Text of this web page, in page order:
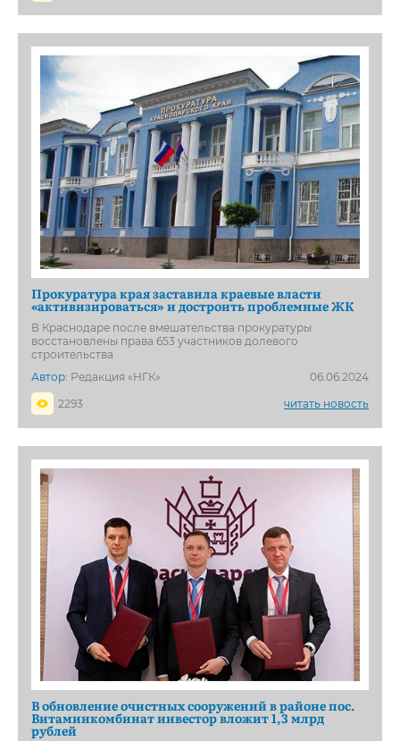
Прокуратура края заставила краевые власти
«активизироваться» и достроить проблемные ЖК
В Краснодаре после вмешательства прокуратуры
восстановлены права 653 участников долевого
строительства
Автор: Редакция «НГК»
06.06.2024
2293
читать новость
В обновление очистных сооружений в районе пос.
Витаминкомбинат инвестор вложит 1,3 млрд
рублей